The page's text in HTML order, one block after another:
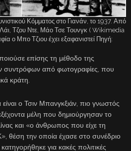
Κόμματος στο Γιανάν, το 1937. Από
Τζου Ντε, Μάο Τσε Τουνγκ ( Wikimedia
ο Μπο Τζιου έχει εξαφανιστεί Πηγή:
επίσης τη μέθοδο της
συντρόφων από φωτογραφίες, που
κράτη.
ο Τσιν Μπανγκξιάν, πιο γνωστός
μέλη που δημιούργησαν το
και «ο άνθρωπος που είχε τη
θέση την οποία έχασε στο συνέδριο
για κακές πολιτικές